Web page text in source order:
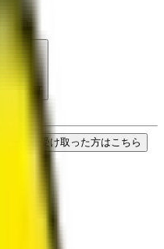
診療可
ードを受け取った方はこちら
鳥病院